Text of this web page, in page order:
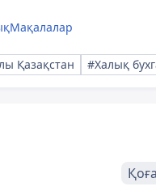
Мақалалар
Қазақстан #Халық